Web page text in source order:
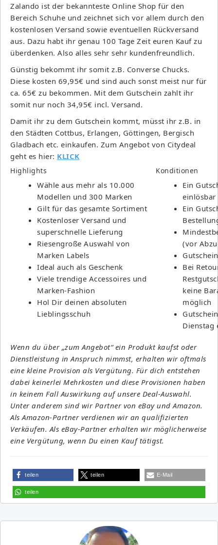
Zalando ist der bekannteste Online Shop für den
Bereich Schuhe und zeichnet sich vor allem durch den
kostenlosen Versand sowie eventuellen Rückversand
aus. Dazu habt ihr genau 100 Tage Zeit euren Kauf zu
überdenken. Also alles sehr sehr kundenfreundlich.
Günstig bekommt ihr somit z.B. Converse Chucks.
Diese kosten 69,95€ und sind auch sonst meist nur für
ca. 65€ zu bekommen. Mit dem Gutschein zahlt ihr
somit nur noch 34,95€ incl. Versand.
Damit ihr zu dem Gutschein kommt, müsst ihr z.B. in
den Städten Cottbus, Erlangen, Göttingen, Bergisch
Gladbach etc. einkaufen. Zum Angebot von Citydeal
geht es hier: KLICK
Highlights
Wähle aus mehr als 10.000
Modellen und 300 Marken
Gilt für das gesamte Sortiment
Kostenloser Versand und
superschnelle Lieferung
Riesengroße Auswahl von
Marken Labels
Ideal auch als Geschenk
Viele trendige Accessoires und
Marken-Fashion
Hol Dir deinen absoluten
Lieblingsschuh
Konditionen
Ein
einlösbar
Ein
(vor
Bei
keine
möglich
Dienstag
Wenn du über „zum Angebot“ ein Produkt kaufst oder
Dienstleistung in Anspruch nimmst, erhalten wir oftmals
eine kleine Provision als Vergütung. Für dich entstehen
dabei keinerlei Mehrkosten und diese Provisionen haben
in keinem Fall Auswirkung auf unsere Deal-Auswahl.
Unter anderem sind wir Partner von eBay und Amazon.
Als Amazon-Partner verdienen wir an qualifizierten
Verkäufen. Als eBay-Partner erhalten wir möglicherweise
eine Vergütung, wenn Du einen Kauf tätigst.
teilen teilen E-Mail
teilen